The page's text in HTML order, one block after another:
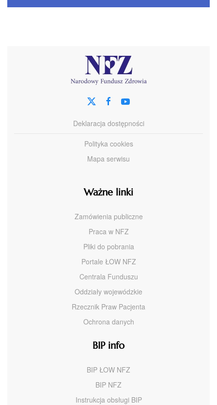
Deklaracja dostępności
Polityka cookies
Mapa serwisu
Ważne linki
Zamówienia publiczne
Praca w NFZ
Pliki do pobrania
Portale ŁOW NFZ
Centrala Funduszu
Oddziały wojewódzkie
Rzecznik Praw Pacjenta
Ochrona danych
BIP info
BIP ŁOW NFZ
BIP NFZ
Instrukcja obsługi BIP